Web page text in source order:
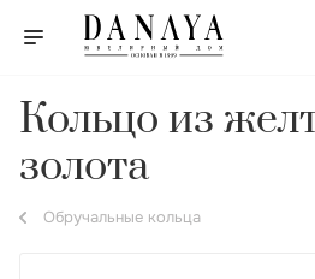
Кольцо из
золота
Обручальные кольца